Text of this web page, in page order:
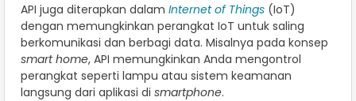
API juga diterapkan dalam Internet of Things (IoT)
dengan memungkinkan perangkat IoT untuk saling
berkomunikasi dan berbagi data. Misalnya pada konsep
smart home, API memungkinkan Anda mengontrol
perangkat seperti lampu atau sistem keamanan
langsung dari aplikasi di smartphone.